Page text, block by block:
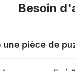
Besoin
pièce de